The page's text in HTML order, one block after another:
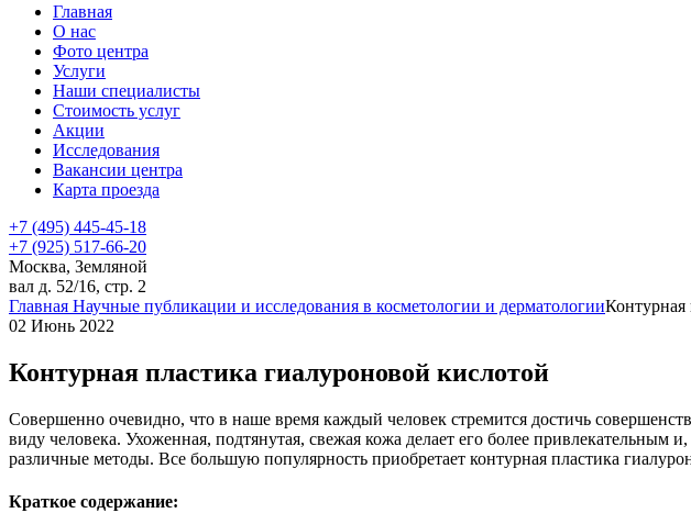
Главная
О нас
Фото центра
Услуги
Наши специалисты
Стоимость услуг
Акции
Исследования
Вакансии центра
Карта проезда
+7 (495) 445-45-18
+7 (925) 517-66-20
Москва, Земляной
вал д. 52/16, стр. 2
Главная Научные публикации и исследования в косметологии и дерматологииКонтурная
02 Июнь 2022
Контурная пластика гиалуроновой кислотой
Совершенно очевидно, что в наше время каждый человек стремится достичь
виду человека. Ухоженная, подтянутая, свежая кожа делает его более привлекательным
различные методы. Все большую популярность приобретает контурная пластика
Краткое содержание: